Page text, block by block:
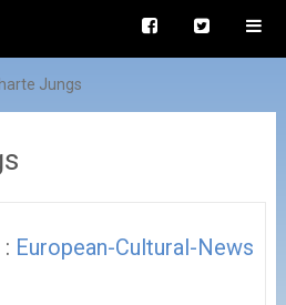
Jungs
European-Cultural-News